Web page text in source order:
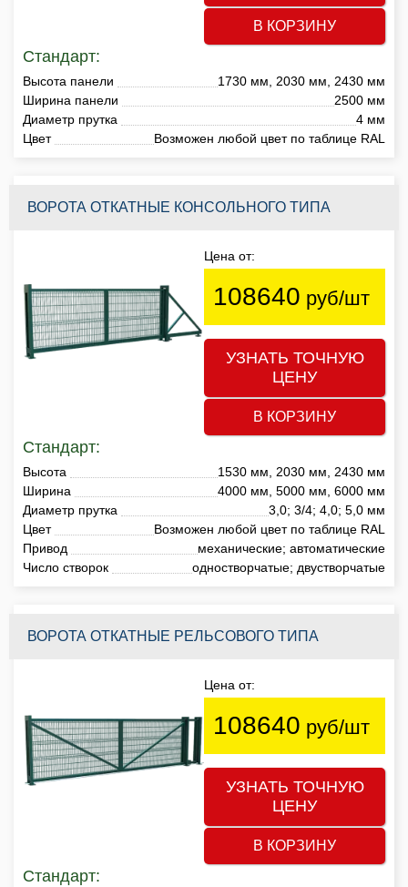
В КОРЗИНУ
Стандарт:
Высота панели
1730 мм, 2030 мм, 2430 мм
Ширина панели
2500 мм
Диаметр прутка
4 мм
Цвет
Возможен любой цвет по таблице RAL
ВОРОТА ОТКАТНЫЕ КОНСОЛЬНОГО ТИПА
Цена от:
108640 руб/шт
УЗНАТЬ ТОЧНУЮ
ЦЕНУ
В КОРЗИНУ
Стандарт:
Высота
1530 мм, 2030 мм, 2430 мм
Ширина
4000 мм, 5000 мм, 6000 мм
Диаметр прутка
3,0; 3/4; 4,0; 5,0 мм
Цвет
Возможен любой цвет по таблице RAL
Привод
механические; автоматические
Число створок
одностворчатые; двустворчатые
ВОРОТА ОТКАТНЫЕ РЕЛЬСОВОГО ТИПА
Цена от:
108640 руб/шт
УЗНАТЬ ТОЧНУЮ
ЦЕНУ
В КОРЗИНУ
Стандарт: